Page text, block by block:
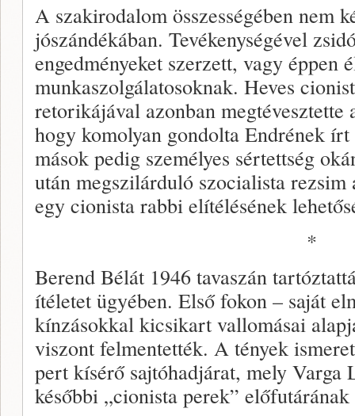
A szakirodalom összességében nem
jószándékában. Tevékenységével
engedményeket szerzett, vagy éppen
munkaszolgálatosoknak. Heves
retorikájával azonban
hogy komolyan gondolta Endrének
mások pedig személyes sértettség
után megszilárduló szocialista rezsim
egy cionista rabbi elítélésének
*
Berend Bélát 1946 tavaszán
ítéletet ügyében. Első fokon – saját
kínzásokkal kicsikart vallomásai
viszont felmentették. A tények
pert kísérő sajtóhadjárat, mely Varga
későbbi „cionista perek”